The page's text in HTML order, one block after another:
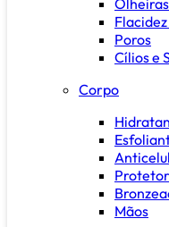
Poros
Cílios e
Corpo
Mãos